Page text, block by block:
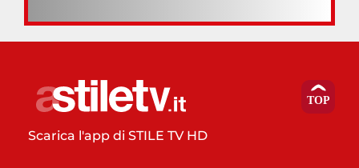
Scarica l'app di STILE TV HD